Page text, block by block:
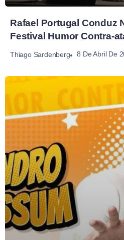
Rafael Portugal Conduz
Festival Humor Contra-
Thiago Sardenberg 8 De Abril De